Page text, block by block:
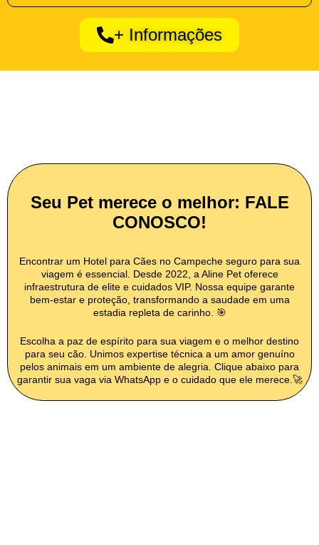
+ Informações
Seu Pet merece o melhor: FALE
CONOSCO!
Encontrar um Hotel para Cães no Campeche seguro para sua
viagem é essencial. Desde 2022, a Aline Pet oferece
infraestrutura de elite e cuidados VIP. Nossa equipe garante
bem-estar e proteção, transformando a saudade em uma
estadia repleta de carinho. 🎯
Escolha a paz de espírito para sua viagem e o melhor destino
para seu cão. Unimos expertise técnica a um amor genuíno
pelos animais em um ambiente de alegria. Clique abaixo para
garantir sua vaga via WhatsApp e o cuidado que ele merece.🚀